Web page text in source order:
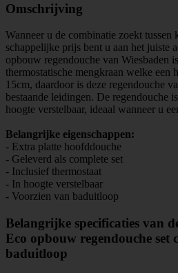
Omschrijving
Wanneer u de combinatie zoekt tussen
schappelijke prijs bent u aan het juiste
opbouw regendouche van Wiesbaden
thermostatische mengkraan welke een
15cm, daardoor is deze regendouche
bestaande leidingen. De regendouche
hoogte verstelbaar, ideaal wanneer u
Belangrijke eigenschappen:
- Extra platte hoofddouche
- Geleverd als complete set
- Inclusief thermostaat
- In hoogte verstelbaar
- Voorzien van baduitloop
Belangrijke specificaties van
Eco opbouw regendouche set
baduitloop